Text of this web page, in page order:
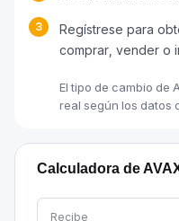
3
Regístrese para
comprar, vender o
El tipo de cambio de
real según los datos
Calculadora de
Recibe